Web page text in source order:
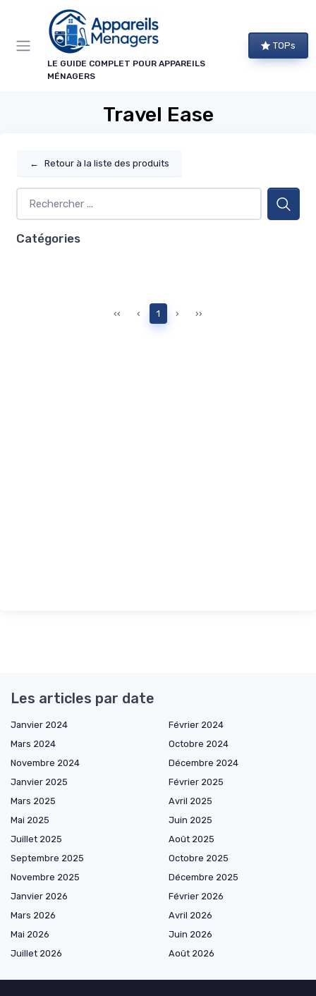
LE GUIDE COMPLET POUR APPAREILS
MÉNAGERS
TOPs
Travel Ease
← Retour à la liste des produits
Catégories
‹‹ ‹ 1 › ››
Les articles par date
Janvier 2024
Février 2024
Mars 2024
Octobre 2024
Novembre 2024
Décembre 2024
Janvier 2025
Février 2025
Mars 2025
Avril 2025
Mai 2025
Juin 2025
Juillet 2025
Août 2025
Septembre 2025
Octobre 2025
Novembre 2025
Décembre 2025
Janvier 2026
Février 2026
Mars 2026
Avril 2026
Mai 2026
Juin 2026
Juillet 2026
Août 2026
Panneau de gestion des cookies